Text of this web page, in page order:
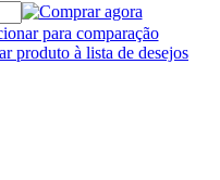
para comparação
produto à lista de desejos